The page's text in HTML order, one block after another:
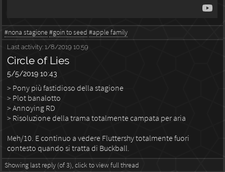
#nona stagione#goin to seed #apple family
Last activity:1/8/2019 10:59
Circle of Lies
5/5/2019 10:43
> Pony più fastidioso della stagione
> Plot banalotto
> Annoying RD
> Risoluzione della trama totalmente campata per aria
Meh/10. E continuo a vedere Fluttershy totalmente fuori
contesto quando si tratta di Buckball.
Showing last reply (of 3), click to view full thread